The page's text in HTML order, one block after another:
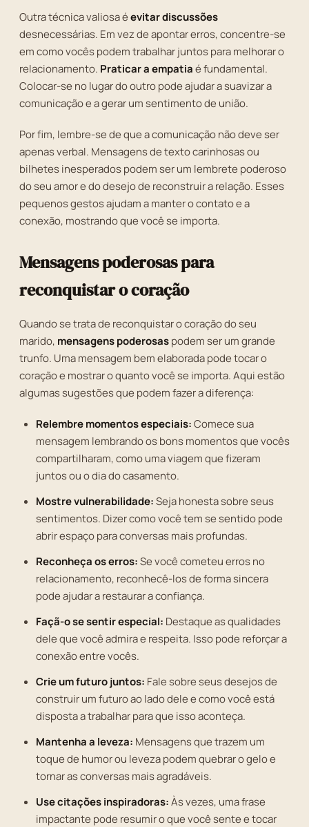
Outra técnica valiosa éevitar discussões
desnecessárias. Em vez de apontar erros, concentre-se
em como vocês podem trabalhar juntos para melhorar o
relacionamento. Praticar a empatiaé fundamental.
Colocar-se no lugar do outro pode ajudar a suavizar a
comunicação e a gerar um sentimento de união.
Por fim, lembre-se de que a comunicação não deve ser
apenas verbal. Mensagens de texto carinhosas ou
bilhetes inesperados podem ser um lembrete poderoso
do seu amor e do desejo de reconstruir a relação. Esses
pequenos gestos ajudam a manter o contato e a
conexão, mostrando que você se importa.
Mensagens poderosas para
reconquistar o coração
Quando se trata de reconquistar o coração do seu
marido, mensagens poderosaspodem ser um grande
trunfo. Uma mensagem bem elaborada pode tocar o
coração e mostrar o quanto você se importa. Aqui estão
algumas sugestões que podem fazer a diferença:
Relembre momentos especiais:Comece sua
mensagem lembrando os bons momentos que vocês
compartilharam, como uma viagem que fizeram
juntos ou o dia do casamento.
Mostre vulnerabilidade:Seja honesta sobre seus
sentimentos. Dizer como você tem se sentido pode
abrir espaço para conversas mais profundas.
Reconheça os erros:Se você cometeu erros no
relacionamento, reconhecê-los de forma sincera
pode ajudar a restaurar a confiança.
Façã-o se sentir especial: Destaque as qualidades
dele que você admira e respeita. Isso pode reforçar a
conexão entre vocês.
Crie um futuro juntos: Fale sobre seus desejos de
construir um futuro ao lado dele e como você está
disposta a trabalhar para que isso aconteça.
Mantenha a leveza: Mensagens que trazem um
toque de humor ou leveza podem quebrar o gelo e
tornar as conversas mais agradáveis.
Use citações inspiradoras:Às vezes, uma frase
impactante pode resumir o que você sente e tocar